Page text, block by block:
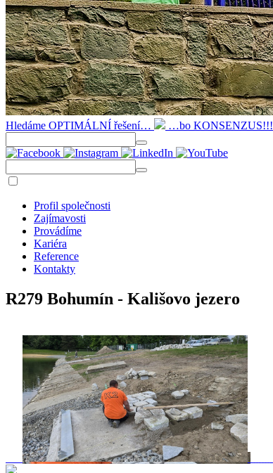
Hledáme OPTIMÁLNÍ řešení… …bo KONSENZUS!!!
Profil společnosti
Zajímavosti
Provádíme
Kariéra
Reference
Kontakty
R279 Bohumín - Kališovo jezero